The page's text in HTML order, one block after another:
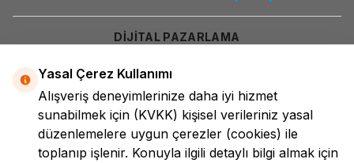
DİJİTAL PAZARLAMA
Yasal Çerez Kullanımı
Alışveriş deneyimlerinize daha iyi hizmet
sunabilmek için (KVKK) kişisel verileriniz yasal
düzenlemelere uygun çerezler (cookies) ile
toplanıp işlenir. Konuyla ilgili detaylı bilgi almak için